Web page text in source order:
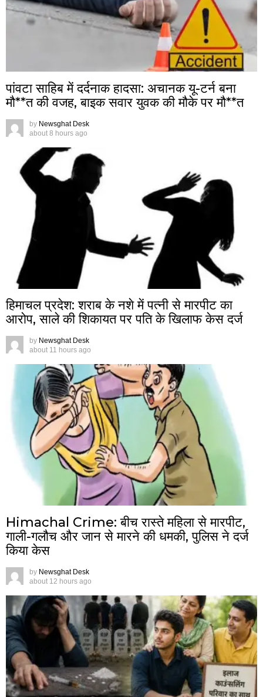
पांवटा साहिब में दर्दनाक हादसा: अचानक यू-टर्न बना
मौ**त की वजह, बाइक सवार युवक की मौके पर मौ**त
by Newsghat Desk
about 8 hours ago
हिमाचल प्रदेश: शराब के नशे में पत्नी से मारपीट का
आरोप, साले की शिकायत पर पति के खिलाफ केस दर्ज
by Newsghat Desk
about 11 hours ago
Himachal Crime: बीच रास्ते महिला से मारपीट,
गाली-गलौच और जान से मारने की धमकी, पुलिस ने दर्ज
किया केस
by Newsghat Desk
about 12 hours ago